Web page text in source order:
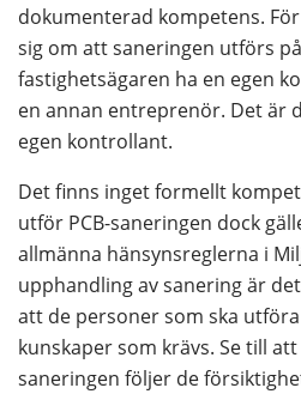
dokumenterad kompetens.
sig om att saneringen utförs
fastighetsägaren ha en egen
en annan entreprenör. Det är
egen kontrollant.
Det finns inget formellt
utför PCB-saneringen dock
allmänna hänsynsreglerna i
upphandling av sanering är
att de personer som ska
kunskaper som krävs. Se till
saneringen följer de